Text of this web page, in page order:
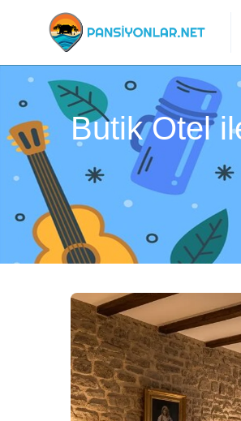
Butik Otel